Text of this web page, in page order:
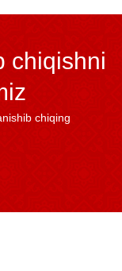
chiqishni
chiqing